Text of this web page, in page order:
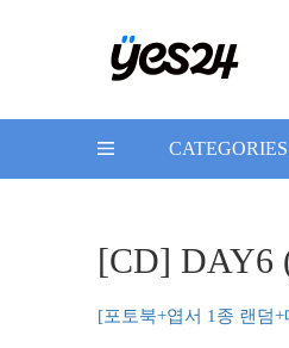
CATEGORIES
[CD] DAY6
[포토북+엽서 1종 랜덤